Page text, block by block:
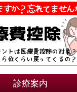
月
月
月
月診療案内